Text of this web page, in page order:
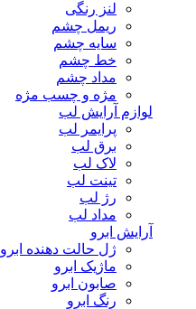
لنز رنگی
ریمل چشم
سایه چشم
خط چشم
مداد چشم
مژه و چسب مژه
لوازم آرایش لب
پرایمر لب
برق لب
لاک لب
تینت لب
رژ لب
مداد لب
آرایش ابرو
ژل حالت دهنده ابرو
ماژیک ابرو
صابون ابرو
رنگ ابرو